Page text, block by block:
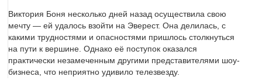
Виктория Боня несколько дней назад осуществила свою
мечту — ей удалось взойти на Эверест. Она делилась, с
какими трудностями и опасностями пришлось столкнуться
на пути к вершине. Однако её поступок оказался
практически незамеченным другими представителями шоу-
бизнеса, что неприятно удивило телезвезду.